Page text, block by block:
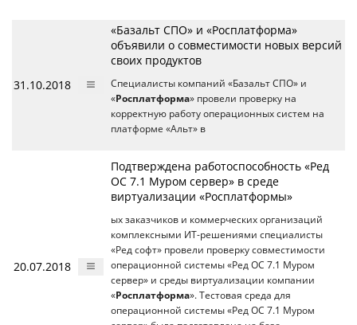
31.10.2018
«Базальт СПО» и «Росплатформа»
объявили о совместимости новых версий
своих продуктов
Специалисты компаний «Базальт СПО» и
«Росплатформа» провели проверку на
корректную работу операционных систем на
платформе «Альт» в
20.07.2018
Подтверждена работоспособность «Ред
ОС 7.1 Муром сервер» в среде
виртуализации «Росплатформы»
ых заказчиков и коммерческих организаций
комплексными ИТ-решениями специалисты
«Ред софт» провели проверку совместимости
операционной системы «Ред ОС 7.1 Муром
сервер» и среды виртуализации компании
«Росплатформа». Тестовая среда для
операционной системы «Ред ОС 7.1 Муром